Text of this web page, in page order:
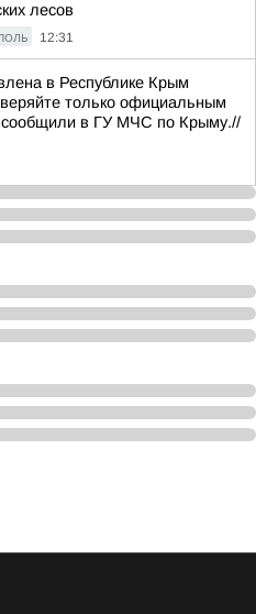
лесов
12:31
в Республике Крым
только официальным
в ГУ МЧС по Крыму.//